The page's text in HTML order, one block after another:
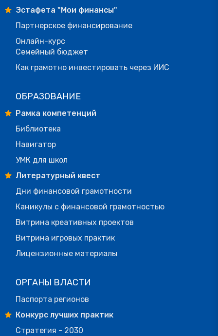
Эстафета "Мои финансы"
Партнерское финансирование
Онлайн-курс
Семейный бюджет
Как грамотно инвестировать через ИИС
ОБРАЗОВАНИЕ
Рамка компетенций
Библиотека
Навигатор
УМК для школ
Литературный квест
Дни финансовой грамотности
Каникулы с финансовой грамотностью
Витрина креативных проектов
Витрина игровых практик
Лицензионные материалы
ОРГАНЫ ВЛАСТИ
Паспорта регионов
Конкурс лучших практик
Стратегия - 2030